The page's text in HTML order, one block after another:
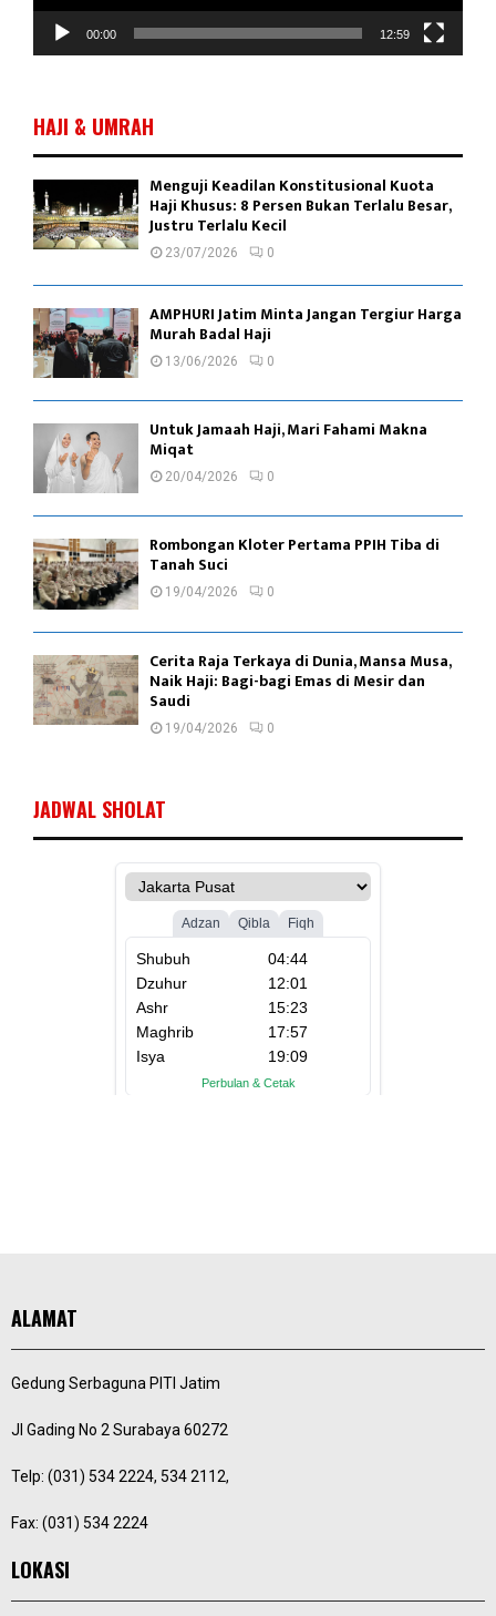
i
e
00:00 12:59
HAJI & UMRAH
Menguji Keadilan Konstitusional Kuota
Haji Khusus: 8 Persen Bukan Terlalu Besar,
Justru Terlalu Kecil
23/07/2026 0
AMPHURI Jatim Minta Jangan Tergiur Harga
Murah Badal Haji
13/06/2026 0
Untuk Jamaah Haji, Mari Fahami Makna
Miqat
20/04/2026 0
Rombongan Kloter Pertama PPIH Tiba di
Tanah Suci
19/04/2026 0
Cerita Raja Terkaya di Dunia, Mansa Musa,
Naik Haji: Bagi-bagi Emas di Mesir dan
Saudi
19/04/2026 0
JADWAL SHOLAT
ALAMAT
Gedung Serbaguna PITI Jatim
Jl Gading No 2 Surabaya 60272
Telp: (031) 534 2224, 534 2112,
Fax: (031) 534 2224
LOKASI